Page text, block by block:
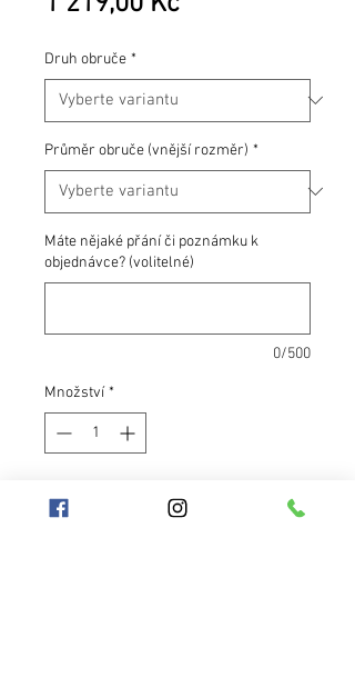
Druh obruče *
Průměr obruče (vnější rozměr) *
Máte nějaké přání či poznámku k
objednávce? (volitelné)
0/500
Množství *
Přidat do košíku